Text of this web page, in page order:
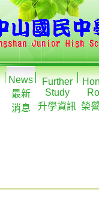
News
最新
消息
Further
Study
升學資訊
Roll
榮